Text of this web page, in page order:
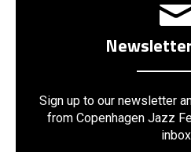
Sign up to our newsletter
from Copenhagen Jazz
inbox